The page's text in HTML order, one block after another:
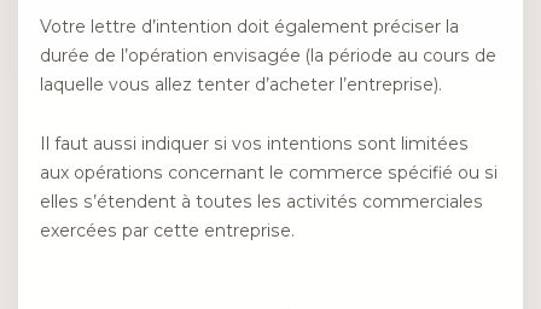
Votre lettre d’intention doit également préciser la
durée de l’opération envisagée (la période au cours de
laquelle vous allez tenter d’acheter l’entreprise).
Il faut aussi indiquer si vos intentions sont limitées
aux opérations concernant le commerce spécifié ou si
elles s’étendent à toutes les activités commerciales
exercées par cette entreprise.